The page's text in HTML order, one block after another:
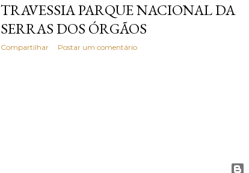
TRAVESSIA PARQUE NACIONAL DA
SERRAS DOS ÓRGÃOS
Compartilhar Postar um comentário